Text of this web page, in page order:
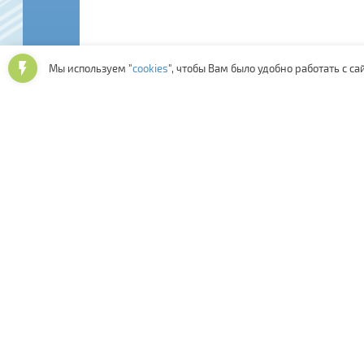
Мы используем "cookies", чтобы Вам было удобно работать с